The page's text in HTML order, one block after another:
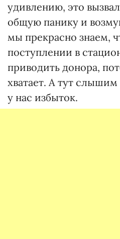
удивлению, это
общую панику и
мы прекрасно знаем,
поступлении в
приводить донора,
хватает. А тут слышим
у нас избыток.